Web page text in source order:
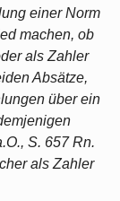
einer Norm
machen, ob
als Zahler
Absätze,
über ein
S. 657 Rn.
als Zahler